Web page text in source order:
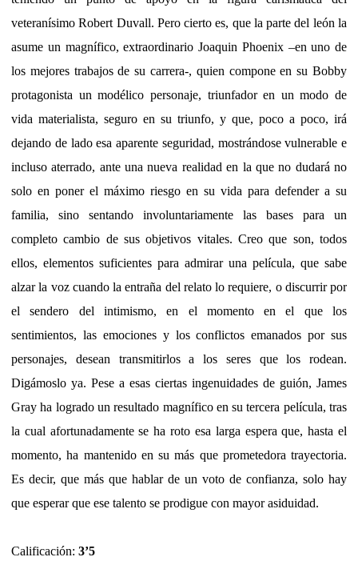
veteranísimo Robert Duvall. Pero cierto es, que la parte del león la
asume un magnífico, extraordinario Joaquin Phoenix –en uno de
los mejores trabajos de su carrera-, quien compone en su Bobby
protagonista un modélico personaje, triunfador en un modo de
vida materialista, seguro en su triunfo, y que, poco a poco, irá
dejando de lado esa aparente seguridad, mostrándose vulnerable e
incluso aterrado, ante una nueva realidad en la que no dudará no
solo en poner el máximo riesgo en su vida para defender a su
familia, sino sentando involuntariamente las bases para un
completo cambio de sus objetivos vitales. Creo que son, todos
ellos, elementos suficientes para admirar una película, que sabe
alzar la voz cuando la entraña del relato lo requiere, o discurrir por
el sendero del intimismo, en el momento en el que los
sentimientos, las emociones y los conflictos emanados por sus
personajes, desean transmitirlos a los seres que los rodean.
Digámoslo ya. Pese a esas ciertas ingenuidades de guión, James
Gray ha logrado un resultado magnífico en su tercera película, tras
la cual afortunadamente se ha roto esa larga espera que, hasta el
momento, ha mantenido en su más que prometedora trayectoria.
Es decir, que más que hablar de un voto de confianza, solo hay
que esperar que ese talento se prodigue con mayor asiduidad.
Calificación: 3’5